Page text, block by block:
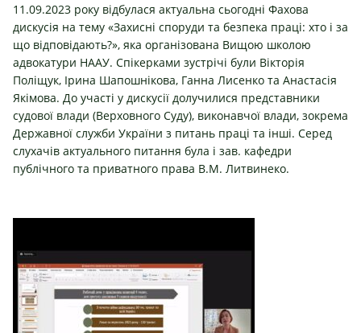
11.09.2023 року відбулася актуальна сьогодні Фахова
дискусія на тему «Захисні споруди та безпека праці: хто і за
що відповідають?», яка організована Вищою школою
адвокатури НААУ. Спікерками зустрічі були Вікторія
Поліщук, Ірина Шапошнікова, Ганна Лисенко та Анастасія
Якімова. До участі у дискусії долучилися представники
судової влади (Верховного Суду), виконавчої влади, зокрема
Державної служби України з питань праці та інші. Серед
слухачів актуального питання була і зав. кафедри
публічного та приватного права В.М. Литвинеко.